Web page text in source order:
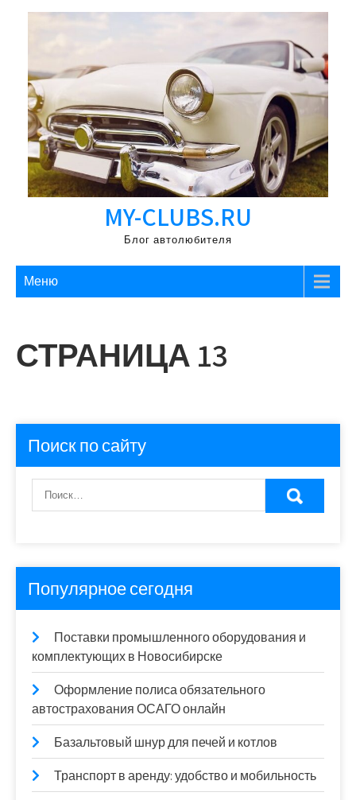
Перейти
MY-CLUBS.RU
Блог автолюбителя
Меню
СТРАНИЦА 13
Поиск по сайту
Популярное сегодня
Поставки промышленного оборудования и
комплектующих в Новосибирске
Оформление полиса обязательного
автострахования ОСАГО онлайн
Базальтовый шнур для печей и котлов
Транспорт в аренду: удобство и мобильность